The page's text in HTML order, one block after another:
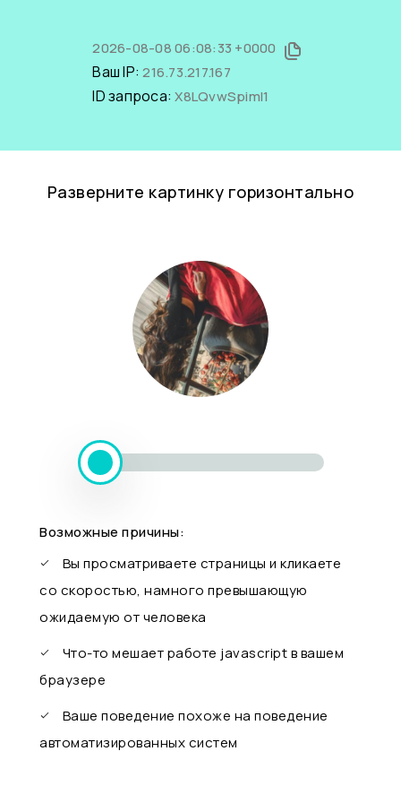
2026-08-08 06:08:33 +0000
Ваш IP:216.73.217.167
ID запроса:X8LQvwSpimI1
Разверните картинку горизонтально
Возможные причины:
Вы просматриваете страницы и кликаете
со скоростью, намного превышающую
ожидаемую от человека
Что-то мешает работе javascript в вашем
браузере
Ваше поведение похоже на поведение
автоматизированных систем